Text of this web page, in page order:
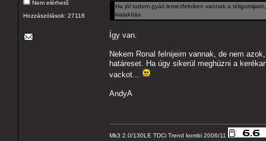
Nem elérhető
Hozzászólások: 27118
Ha jól tudom gyári lemezfelniken vannak a
kialakítás.
Így van.
Nekem Ronal felnijeim vannak, de nem
határeset. Ha úgy sikerül meghúzni a
vackot...
AndyA
Mk3 2.0/130LE TDCi Trend kombi 2006/11